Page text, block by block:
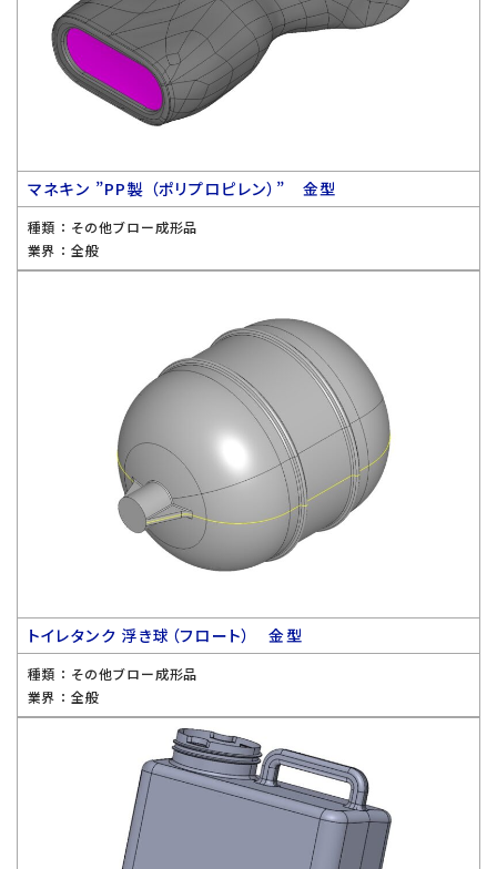
マネキン ”PP製 （ポリプロピレン）” 金型
種類 ： その他ブロー成形品
業界 ： 全般
トイレタンク 浮き球（フロート） 金型
種類 ： その他ブロー成形品
業界 ： 全般